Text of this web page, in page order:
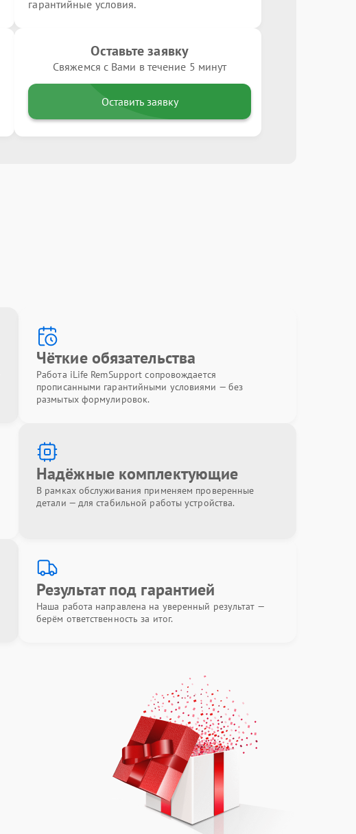
гарантийные условия.
Оставьте заявку
Свяжемся с Вами в течение 5 минут
Оставить заявку
Чёткие обязательства
Работа iLife RemSupport сопровождается
прописанными гарантийными условиями — без
размытых формулировок.
Надёжные комплектующие
В рамках обслуживания применяем проверенные
детали — для стабильной работы устройства.
Результат под гарантией
Наша работа направлена на уверенный результат —
берём ответственность за итог.